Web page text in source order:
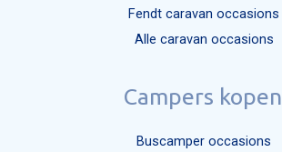
Fendt caravan occasions
Alle caravan occasions
Campers kopen
Buscamper occasions